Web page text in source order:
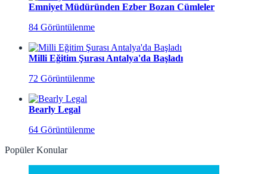
Emniyet Müdüründen Ezber Bozan Cümleler
84 Görüntülenme
Milli Eğitim Şurası Antalya'da Başladı
72 Görüntülenme
Bearly Legal
64 Görüntülenme
Popüler Konular